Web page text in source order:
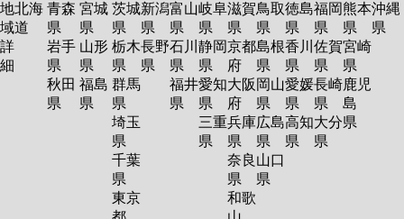
地
域
詳
細
北海
道
青森
県
岩手
県
秋田
県
宮城
県
山形
県
福島
県
茨城
県
栃木
県
群馬
県
埼玉
県
千葉
県
東京
新潟
県
長野
県
富山
県
石川
県
福井
県
岐阜
県
静岡
県
愛知
県
三重
県
滋賀
県
京都
府
大阪
府
兵庫
県
奈良
県
和歌
鳥取
県
島根
県
岡山
県
広島
県
山口
県
徳島
県
香川
県
愛媛
県
高知
県
福岡
県
佐賀
県
長崎
県
大分
県
熊本
県
宮崎
県
鹿児
島
県
沖縄
県